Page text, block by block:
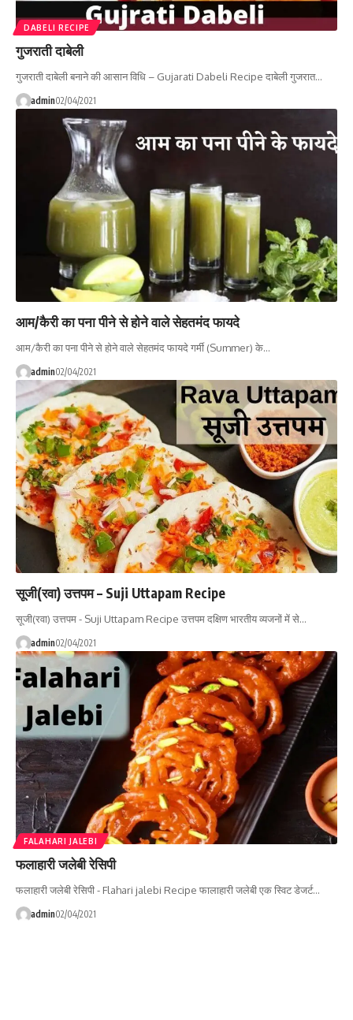
DABELI RECIPE
गुजराती दाबेली
गुजराती दाबेली बनाने की आसान विधि – Gujarati Dabeli Recipe दाबेली गुजरात…
admin02/04/2021
आम/कैरी का पना पीने से होने वाले सेहतमंद फायदे
आम/कैरी का पना पीने से होने वाले सेहतमंद फायदे गर्मी (Summer) के…
admin02/04/2021
सूजी(रवा) उत्तपम – Suji Uttapam Recipe
सूजी(रवा) उत्तपम - Suji Uttapam Recipe उत्तपम दक्षिण भारतीय व्यजनों में से…
admin02/04/2021
FALAHARI JALEBI
फलाहारी जलेबी रेसिपी
फलाहारी जलेबी रेसिपी - Flahari jalebi Recipe फालाहारी जलेबी एक स्विट डेजर्ट…
admin02/04/2021